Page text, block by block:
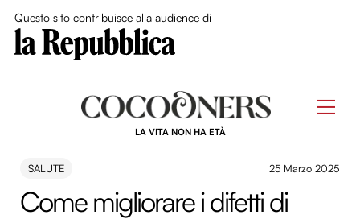
Questo sito contribuisce alla audience di
LA VITA NON HA ETÀ
SALUTE 25 Marzo 2025
Come migliorare i difetti di